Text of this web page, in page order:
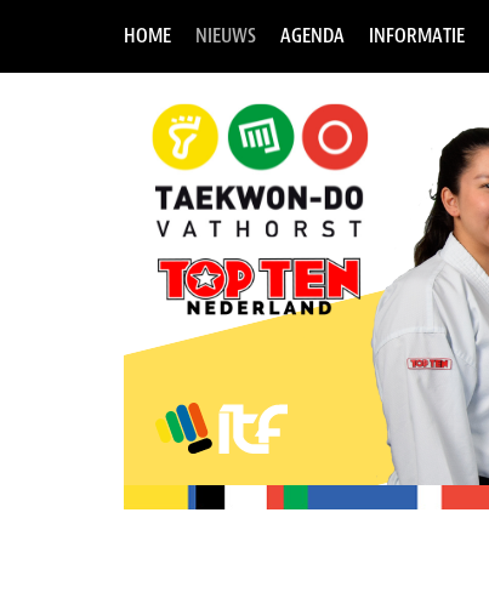
HOME NIEUWS AGENDA INFORMATIE